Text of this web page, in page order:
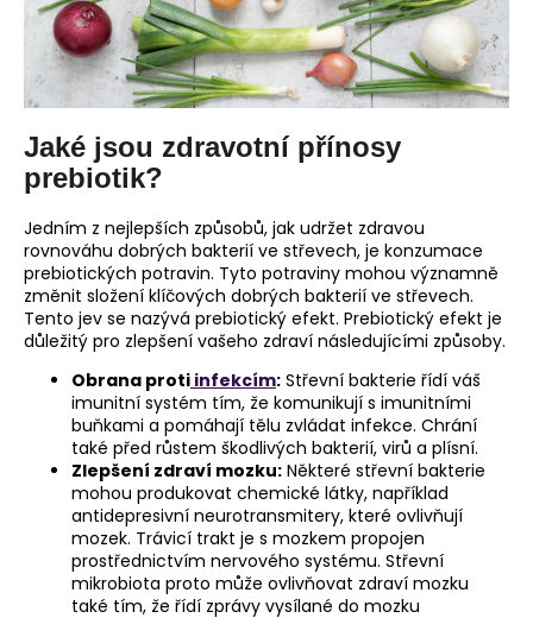
Jaké jsou zdravotní přínosy
prebiotik?
Jedním z nejlepších způsobů, jak udržet zdravou
rovnováhu dobrých bakterií ve střevech, je konzumace
prebiotických potravin. Tyto potraviny mohou významně
změnit složení klíčových dobrých bakterií ve střevech.
Tento jev se nazývá prebiotický efekt. Prebiotický efekt je
důležitý pro zlepšení vašeho zdraví následujícími způsoby.
Obrana proti infekcím: Střevní bakterie řídí váš
imunitní systém tím, že komunikují s imunitními
buňkami a pomáhají tělu zvládat infekce. Chrání
také před růstem škodlivých bakterií, virů a plísní.
Zlepšení zdraví mozku: Některé střevní bakterie
mohou produkovat chemické látky, například
antidepresivní neurotransmitery, které ovlivňují
mozek. Trávicí trakt je s mozkem propojen
prostřednictvím nervového systému. Střevní
mikrobiota proto může ovlivňovat zdraví mozku
také tím, že řídí zprávy vysílané do mozku